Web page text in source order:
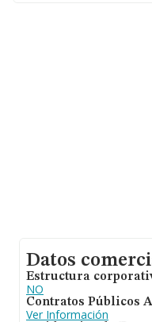
Datos
Estructura
NO
Contratos Públicos
Ver Información